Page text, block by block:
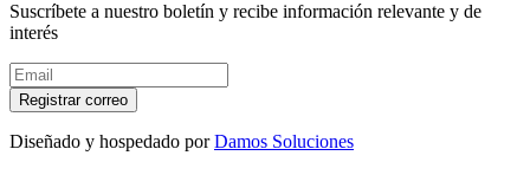
Suscríbete a nuestro boletín y recibe información relevante y de
interés
Registrar correo
Diseñado y hospedado porDamos Soluciones